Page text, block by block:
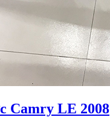
Camry LE 2008